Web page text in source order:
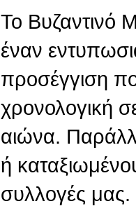
Το Βυζαντινό
έναν
προσέγγιση
χρονολογική
αιώνα.
ή
συλλογές μας.